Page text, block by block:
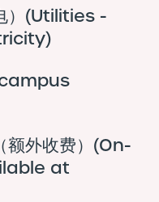
）(Utilities -
campus
额外收费）(On-
at